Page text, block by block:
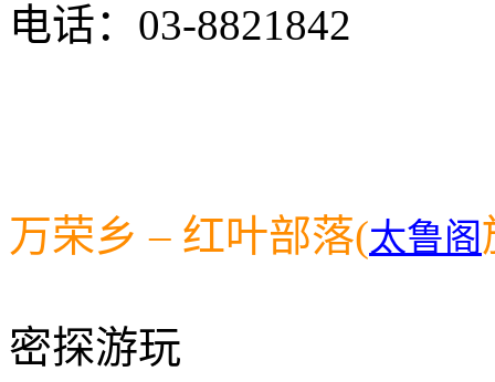
电话：03-8821842
万荣乡 – 红叶部落(太鲁阁
密探游玩